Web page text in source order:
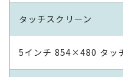
タッチスクリーン
5インチ 854×480 タッ